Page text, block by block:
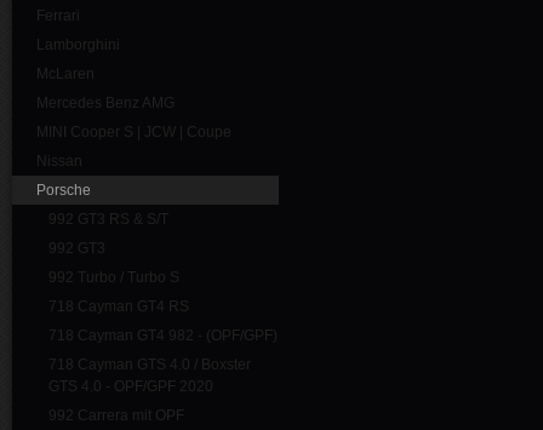
Ferrari
Lamborghini
McLaren
Mercedes Benz AMG
MINI Cooper S | JCW | Coupe
Nissan
Porsche
992 GT3 RS & S/T
992 GT3
992 Turbo / Turbo S
718 Cayman GT4 RS
718 Cayman GT4 982 - (OPF/GPF)
718 Cayman GTS 4.0 / Boxster
GTS 4.0 - OPF/GPF 2020
992 Carrera mit OPF